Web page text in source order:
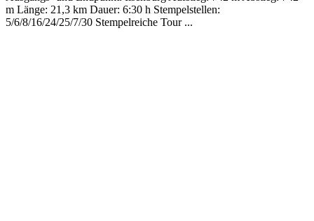
m Länge: 21,3 km Dauer: 6:30 h Stempelstellen:
5/6/8/16/24/25/7/30 Stempelreiche Tour ...